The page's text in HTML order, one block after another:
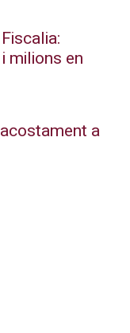
milions en
a